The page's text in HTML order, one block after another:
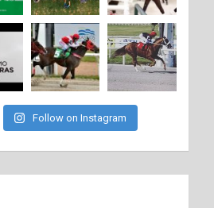
Follow on Instagram